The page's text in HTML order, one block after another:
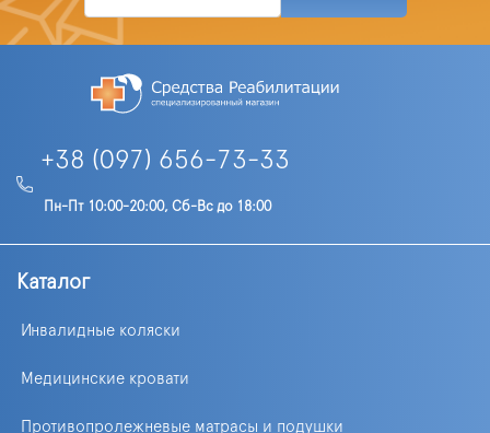
+38 (097) 656-73-33
Пн-Пт 10:00-20:00, Сб-Вс до 18:00
Каталог
Инвалидные коляски
Медицинские кровати
Противопролежневые матрасы и подушки